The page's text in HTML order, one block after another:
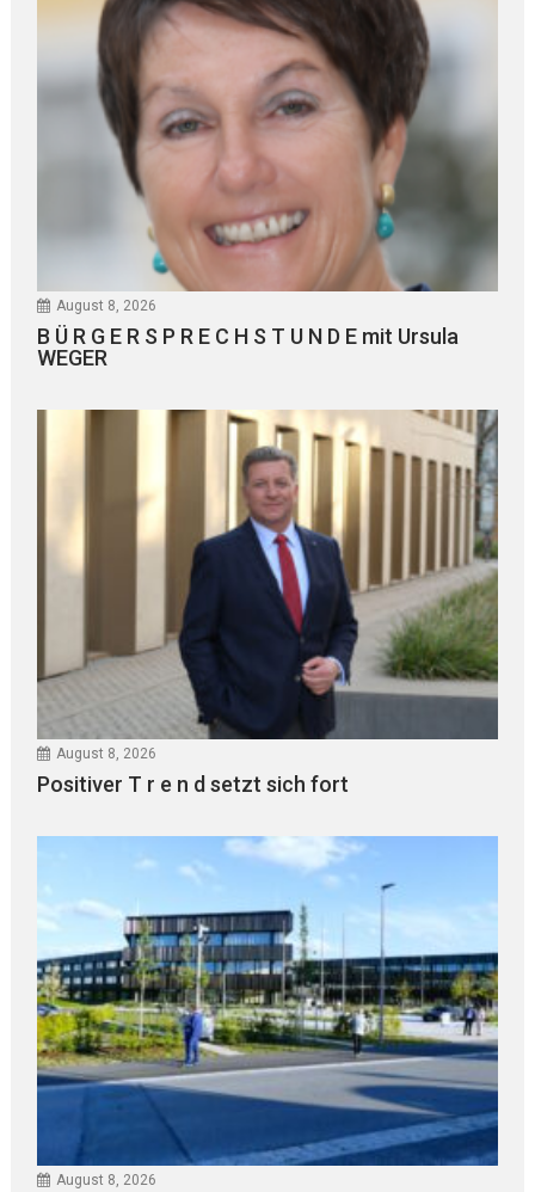
August 8, 2026
B Ü R G E R S P R E C H S T U N D E mit Ursula
WEGER
August 8, 2026
Positiver T r e n d setzt sich fort
August 8, 2026